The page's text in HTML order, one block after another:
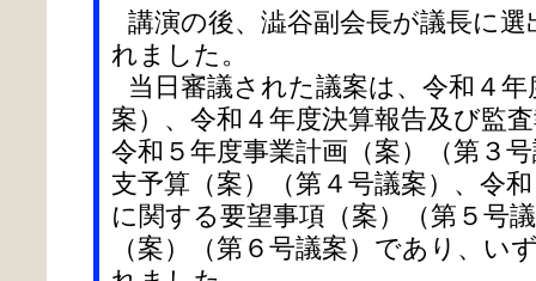
講演の後、澁谷副会長が議長に
れました。
当日審議された議案は、令和４
案）、令和４年度決算報告及び監
令和５年度事業計画（案）（第３
支予算（案）（第４号議案）、令
に関する要望事項（案）（第５号
（案）（第６号議案）であり、い